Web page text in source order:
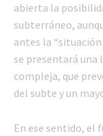
abierta la
subterráneo,
antes la
se presentará una
compleja, que
del subte y un
En ese sentido, el